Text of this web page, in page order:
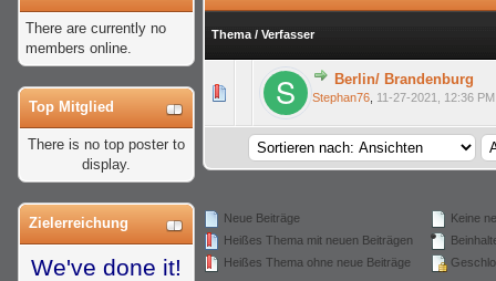
There are currently no
members online.
Top Mitglied
There is no top poster to
display.
Zielerreichung
We've done it!
Thema / Verfasser
Berlin/ Brandenburg
Stephan76 11-27-2021, 12:36 PM
- 0 von 5 durchschnittlich
12345
Neue Beiträge
Heißes Thema mit neuen Beiträgen
Heißes Thema ohne neue Beiträge
Keine